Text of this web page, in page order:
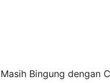
Masih Bingung dengan